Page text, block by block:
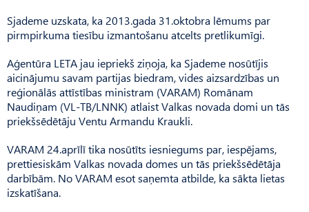
Sjademe uzskata, ka 2013.gada 31.oktobra lēmums par
pirmpirkuma tiesību izmantošanu atcelts pretlikumīgi.
Aģentūra LETA jau iepriekš ziņoja, ka Sjademe nosūtījis
aicinājumu savam partijas biedram, vides aizsardzības un
reģionālās attīstības ministram (VARAM) Romānam
Naudiņam (VL-TB/LNNK) atlaist Valkas novada domi un tās
priekšsēdētāju Ventu Armandu Kraukli.
VARAM 24.aprīlī tika nosūtīts iesniegums par, iespējams,
prettiesiskām Valkas novada domes un tās priekšsēdētāja
darbībām. No VARAM esot saņemta atbilde, ka sākta lietas
izskatīšana.